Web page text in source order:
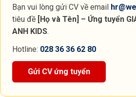
Bạn vui lòng gửi CV về email
tiêu đề [Họ và Tên] – Ứng tuyển
ANH KIDS.
Hotline: 028 36 36 62 80
Gửi CV ứng tuyển